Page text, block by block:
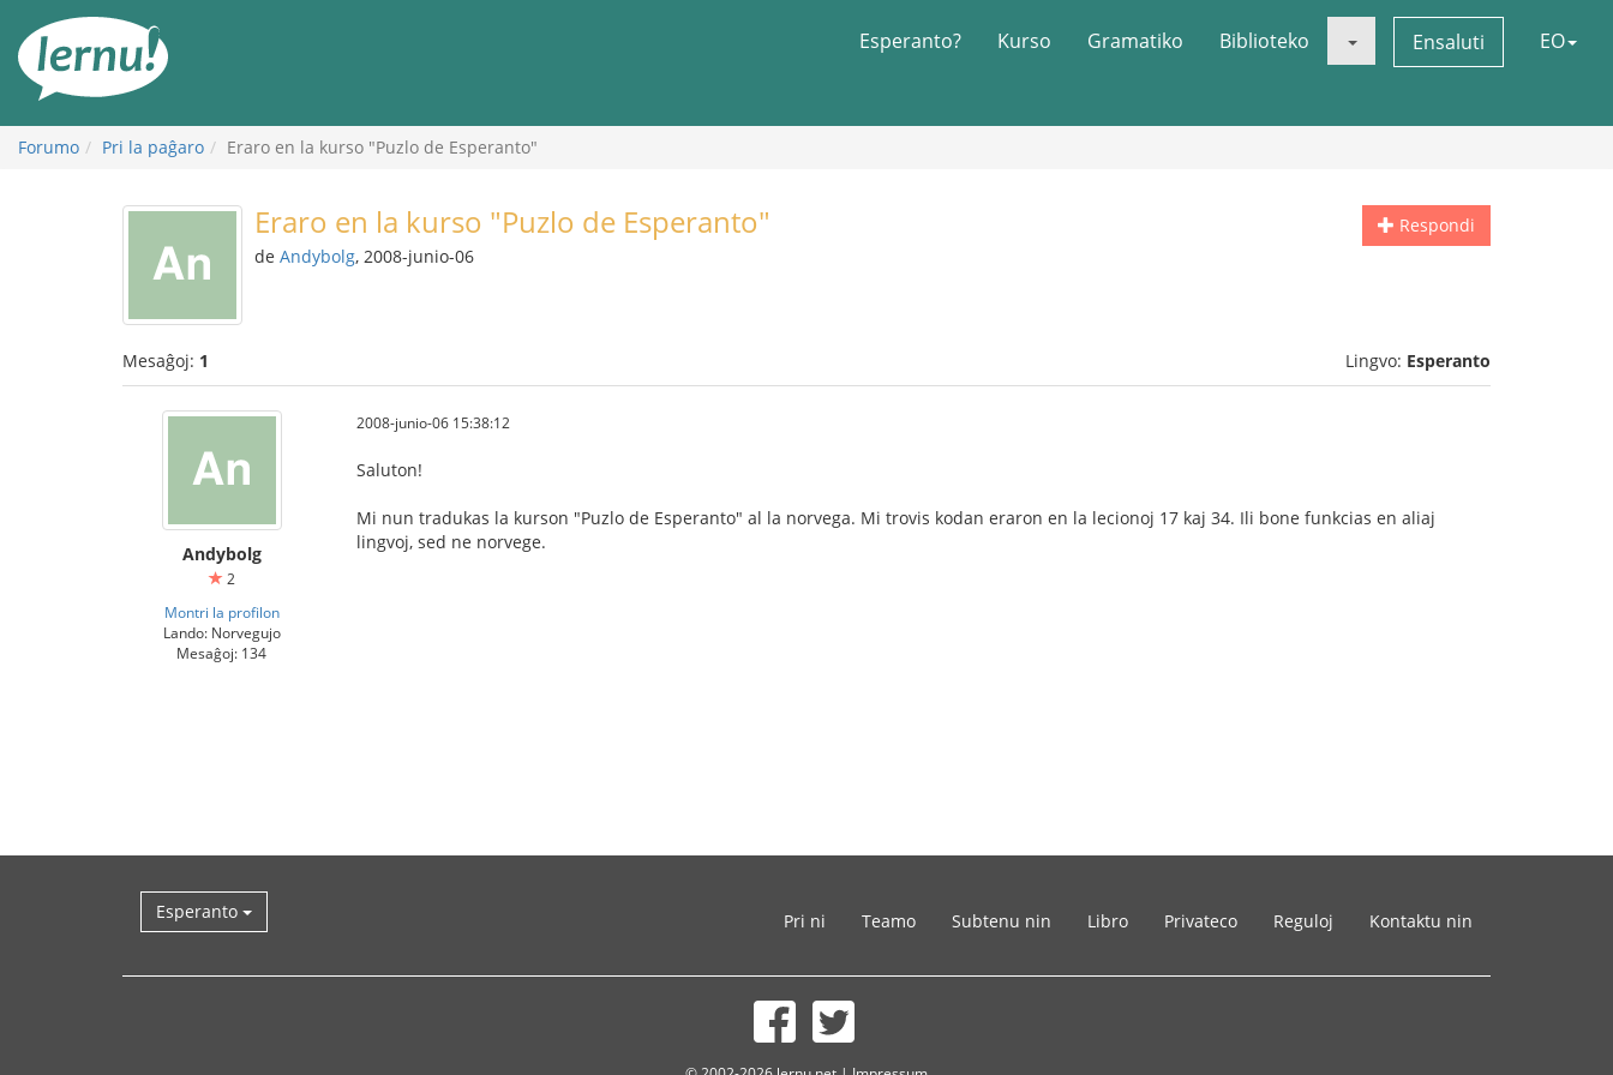
enhavo
Esperanto? Kurso Gramatiko Biblioteko Ensaluti EO
Forumo Pri la paĝaro Eraro en la kurso "Puzlo de Esperanto"
Respondi
Eraro en la kurso "Puzlo de Esperanto"
de Andybolg, 2008-junio-06
Mesaĝoj: 1 Lingvo: Esperanto
Andybolg
2
Montri la profilon
Lando: Norvegujo
Mesaĝoj: 134
2008-junio-06 15:38:12
Saluton!
Mi nun tradukas la kurson "Puzlo de Esperanto" al la norvega. Mi trovis kodan eraron en la lecionoj 17 kaj 34. Ili bone funkcias en aliaj
lingvoj, sed ne norvege.
Esperanto Pri ni Teamo Subtenu nin Libro Privateco Reguloj Kontaktu nin